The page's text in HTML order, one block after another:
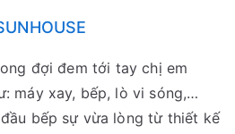
đợi đem tới tay chị em
máy xay, bếp, lò vi sóng,…
bếp sự vừa lòng từ thiết kế